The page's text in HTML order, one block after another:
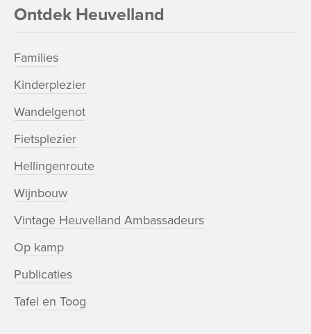
Ontdek Heuvelland
Families
Kinderplezier
Wandelgenot
Fietsplezier
Hellingenroute
Wijnbouw
Vintage Heuvelland Ambassadeurs
Op kamp
Publicaties
Tafel en Toog